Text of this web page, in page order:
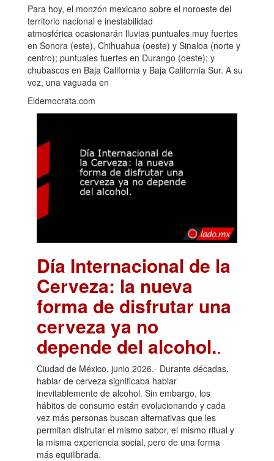
Para hoy, el monzón mexicano sobre el noroeste del
territorio nacional e inestabilidad
atmosférica ocasionarán lluvias puntuales muy fuertes
en Sonora (este), Chihuahua (oeste) y Sinaloa (norte y
centro); puntuales fuertes en Durango (oeste); y
chubascos en Baja California y Baja California Sur. A su
vez, una vaguada en
Eldemocrata.com
Día Internacional de la
Cerveza: la nueva
forma de disfrutar una
cerveza ya no
depende del alcohol..
Ciudad de México, junio 2026.- Durante décadas,
hablar de cerveza significaba hablar
inevitablemente de alcohol. Sin embargo, los
hábitos de consumo están evolucionando y cada
vez más personas buscan alternativas que les
permitan disfrutar el mismo sabor, el mismo ritual y
la misma experiencia social, pero de una forma
más equilibrada.